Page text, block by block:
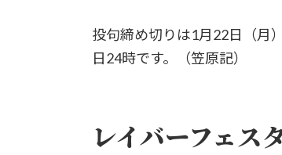
投句締め切りは1月22日（月
日24時です。（笠原記）
レイバーフェ